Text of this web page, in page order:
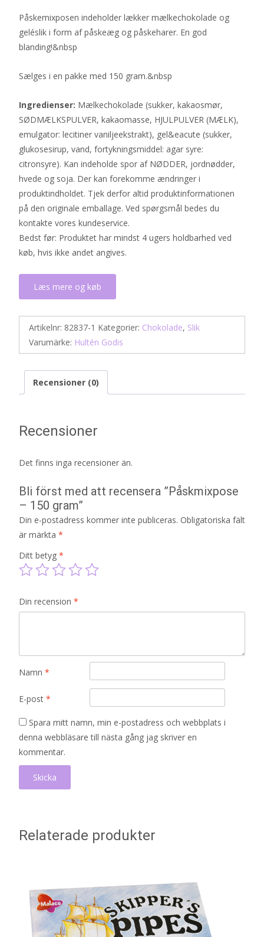
Påskemixposen indeholder lækker mælkechokolade og
geléslik i form af påskeæg og påskeharer. En god
blanding!&nbsp
Sælges i en pakke med 150 gram.&nbsp
Ingredienser: Mælkechokolade (sukker, kakaosmør,
SØDMÆLKSPULVER, kakaomasse, HJULPULVER (MÆLK),
emulgator: lecitiner vaniljeekstrakt), gel&eacute (sukker,
glukosesirup, vand, fortykningsmiddel: agar syre:
citronsyre). Kan indeholde spor af NØDDER, jordnødder,
hvede og soja. Der kan forekomme ændringer i
produktindholdet. Tjek derfor altid produktinformationen
på den originale emballage. Ved spørgsmål bedes du
kontakte vores kundeservice.
Bedst før: Produktet har mindst 4 ugers holdbarhed ved
køb, hvis ikke andet angives.
Læs mere og køb
Artikelnr: 82837-1 Kategorier: Chokolade, Slik
Varumärke: Hultén Godis
Recensioner (0)
Recensioner
Det finns inga recensioner än.
Bli först med att recensera ”Påskmixpose
– 150 gram”
Din e-postadress kommer inte publiceras. Obligatoriska fält
är märkta *
Ditt betyg *
Din recension *
Namn *
E-post *
Spara mitt namn, min e-postadress och webbplats i
denna webbläsare till nästa gång jag skriver en
kommentar.
Relaterade produkter